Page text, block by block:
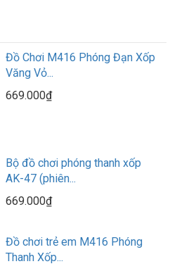
Đồ Chơi M416 Phóng Đạn Xốp
Văng Vỏ...
669.000₫
Bộ đồ chơi phóng thanh xốp
AK-47 (phiên...
669.000₫
Đồ chơi trẻ em M416 Phóng
Thanh Xốp...